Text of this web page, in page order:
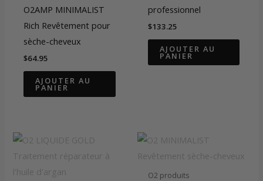
O2AMP MINIMALIST
Rich Revêtement pour
sèche-cheveux
$64.95
AJOUTER AU
PANIER
professionnel
$133.25
AJOUTER AU
PANIER
O2 produits